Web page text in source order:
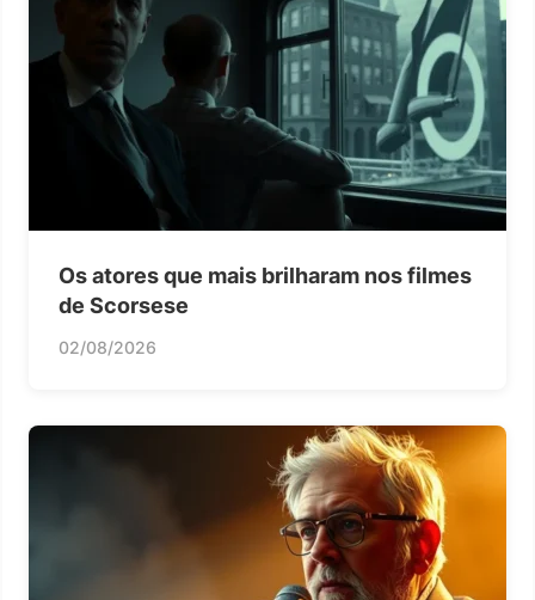
Os atores que mais brilharam nos filmes
de Scorsese
02/08/2026